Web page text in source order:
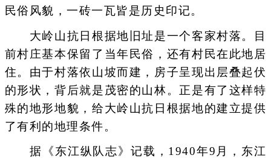
民俗风貌，一砖一瓦皆是历史印记。
大岭山抗日根据地旧址是一个客家村落。目
前村庄基本保留了当年民俗，还有村民在此地居
住。由于村落依山坡而建，房子呈现出层叠起伏
的形状，背后就是茂密的山林。正是有了这样特
殊的地形地貌，给大岭山抗日根据地的建立提供
了有利的地理条件。
据《东江纵队志》记载，1940年9月，东江